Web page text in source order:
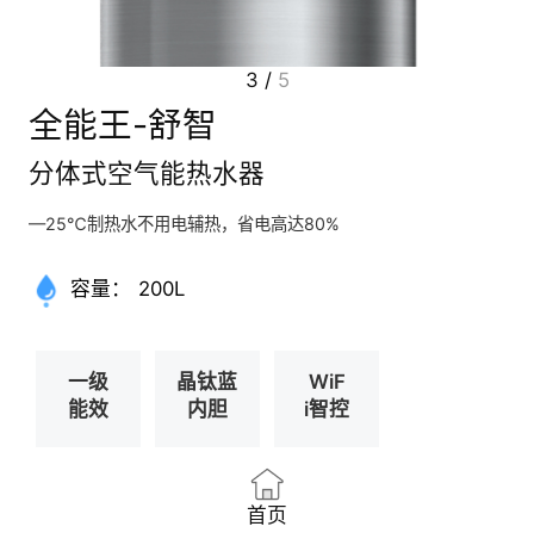
3 / 5
全能王-舒智
分体式空气能热水器
—25℃制热水不用电辅热，省电高达80%
容量： 200L
一级
能效
晶钛蓝
内胆
WiF
i智控
功能参数
首页